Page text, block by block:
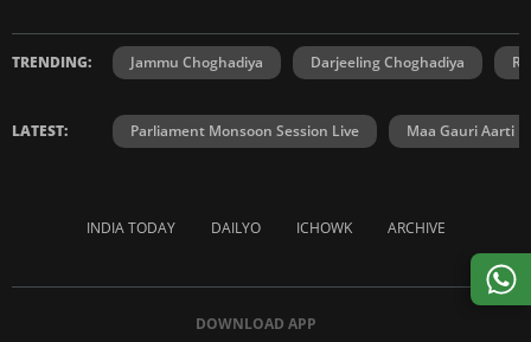
TRENDING: Jammu Choghadiya Darjeeling Choghadiya
LATEST: Parliament Monsoon Session Live Maa Gauri Aarti
INDIA TODAY DAILYO ICHOWK ARCHIVE
DOWNLOAD APP